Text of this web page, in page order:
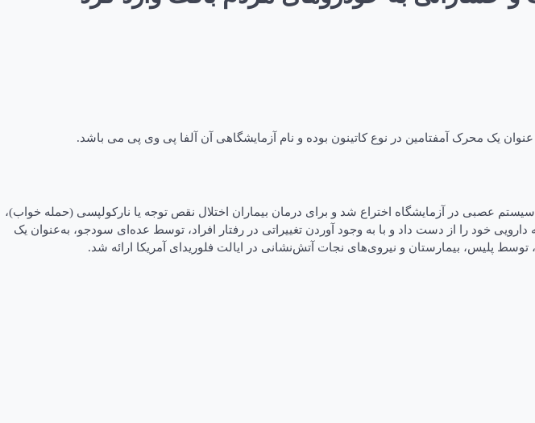
یک محرک آمفتامین در نوع کاتینون بوده و نام آزمایشگاهی آن آلفا پی وی پی می باشد.
لازم است بدانید ماده آلفا پی وی پی در سال ۱۹۶۳ به عنوان یک محرک سیستم عصبی در آزمایشگاه اختراع شد و برای درمان بیماران اختلال نقص توجه یا نارکولپسی (حمله خواب)،
خود را از دست داد و با به وجود آوردن تغییراتی در رفتار افراد، توسط عده‌ای سودجو، به‌عنوان یک